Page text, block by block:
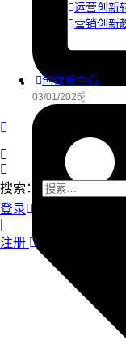
运营创新
营销创新
创作者中心
搜索：
登录
注册
03/01/2026